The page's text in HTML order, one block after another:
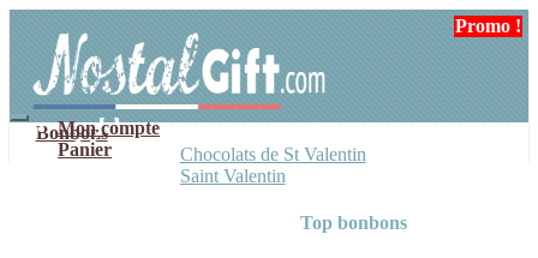
navigation
contenu
Mon compte
Panier
Bonbons
Chocolats de St Valentin
Saint Valentin
Top bonbons
Promo !
Promo !